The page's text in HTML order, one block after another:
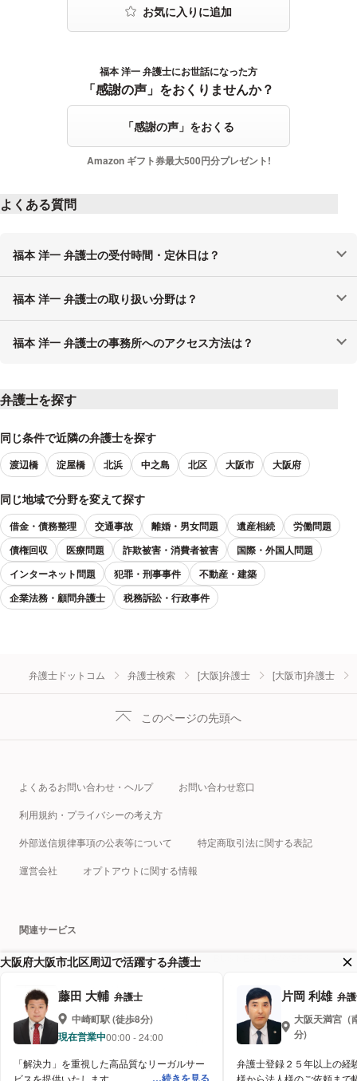
大阪、名古屋、新潟、広島、福岡および高松、主催団体：日本商
工会議所、一般財団法人 日本情報経済社会推進協会）
「マイナンバー法施行にむけて社労士としての対応実務」（主催
団体：大阪府社会保険労務士会大阪船場支部）
JIPDECプライバシーマークフォーラム2016in東京/大阪「マイナ
著書・論文
秘密を守るための漏洩予防策』 (ザ・ローヤーズ2011年1月号)
『SNSのビジネス利用における法的問題 ユーザーによる口コミ
2012年 1月
『Ｍ２Ｍによる新たなサービスを展開する際の留意点?個人情報の
取扱いを中心に?』(ビジネス法務 2012年8月号)
2012年 6月
実務解説「マイナンバー法案との違いは？「番号法」によって変
わる個人情報管理」 (ビジネス法務 2013年7月号)
2013年 7月
た法務部の準備」（ビジネス法務 2015年3月号）
大阪府大阪市北区周辺で活躍する弁護士
藤田 大輔 弁護士
中崎町駅 (徒歩8分)
現在営業中受付時間
00:00 - 24:00
「解決力」を重視した高品質なリーガルサー
ビスを提供いたします。
続きを見る
片岡 利雄 弁
大阪天満宮（
分)
弁護士登録２５年以上の経
様から法人様のご依頼まで
感謝の声をおくる福本 洋一 弁護士にお世話になった方
「感謝の声」をおくりませんか？
「感謝の声」をおくる
Amazon ギフト券最大500円分プレゼント!
よくある質問
福本 洋一 弁護士の受付時間・定休日は？
福本 洋一 弁護士の取り扱い分野は？
福本 洋一 弁護士の事務所へのアクセス方法は？
弁護士を探す
同じ条件で近隣の弁護士を探す
渡辺橋 淀屋橋 北浜 中之島 北区 大阪市 大阪府
同じ地域で分野を変えて探す
借金・債務整理 交通事故 離婚・男女問題 遺産相続
労働問題
債権回収
医療問題 詐欺被害・消費者被害
国際・外国人問題
インターネット問題
犯罪・刑事事件
不動産・建築
企業法務・顧問弁護士
税務訴訟・行政事件
弁護士ドットコム 弁護士検索 [大阪]弁護士 [大阪市]弁護士
このページの先頭へ
よくあるお問い合わせ・ヘルプ お問い合わせ窓口
利用規約・プライバシーの考え方
外部送信規律事項の公表等について 特定商取引法に関する表記
運営会社 オプトアウトに関する情報
関連サービス
税理士ドットコム クラウドサイン
弁護士ドットコムキャリア プロフェッショナルテック総研
相続弁護士 ドットコム 企業法務弁護士 ドットコム
離婚弁護士 ドットコム みんなの法律相談まとめアーカイブ
UNITIS AI炎上チェッカー